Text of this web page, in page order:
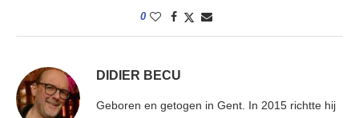
0
DIDIER BECU
Geboren en getogen in Gent. In 2015 richtte hij